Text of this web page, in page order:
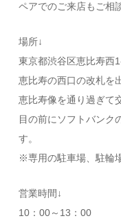
ペアでのご来店もご相
場所↓
東京都渋谷区恵比寿
恵比寿の西口の改札を
恵比寿像を通り過ぎて
目の前にソフトバンク
す。
※専用の駐車場、駐輪
営業時間↓
10：00～13：00